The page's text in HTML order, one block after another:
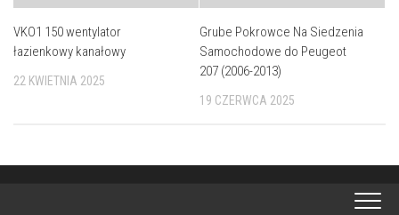
VKO1 150 wentylator
łazienkowy kanałowy
22 KWIETNIA 2025
Grube Pokrowce Na Siedzenia
Samochodowe do Peugeot
207 (2006-2013)
19 CZERWCA 2025